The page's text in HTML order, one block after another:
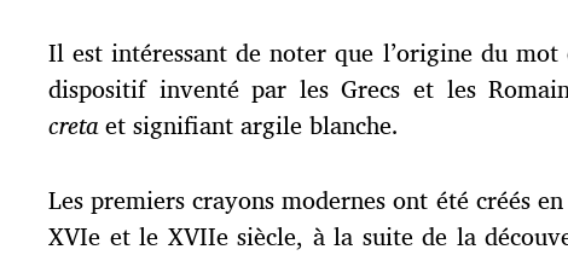
Il est intéressant de noter que l’origine du
dispositif inventé par les Grecs et les
cretaet signifiant argile blanche.
Les premiers crayons modernes ont été créés
XVIe et le XVIIe siècle, à la suite de la